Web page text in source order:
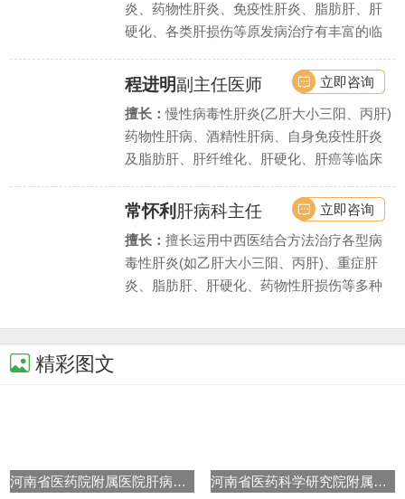
炎、药物性肝炎、免疫性肝炎、脂肪肝、肝
硬化、各类肝损伤等原发病治疗有丰富的临
并发症.
程进明副主任医师
擅长：慢性病毒性肝炎(乙肝大小三阳、丙肝)
药物性肝病、酒精性肝病、自身免疫性肝炎
及脂肪肝、肝纤维化、肝硬化、肝癌等临床
立即咨询
常怀利 肝病科主任
擅长： 擅长运用中西医结合方法治疗各型病
毒性肝炎(如乙肝大小三阳、丙肝)、重症肝
炎、脂肪肝、肝硬化、药物性肝损伤等多种
化治疗.
立即咨询
精彩图文
河南省医药院附属医院肝病专家高 河南省医药科学研究院附属医院肝